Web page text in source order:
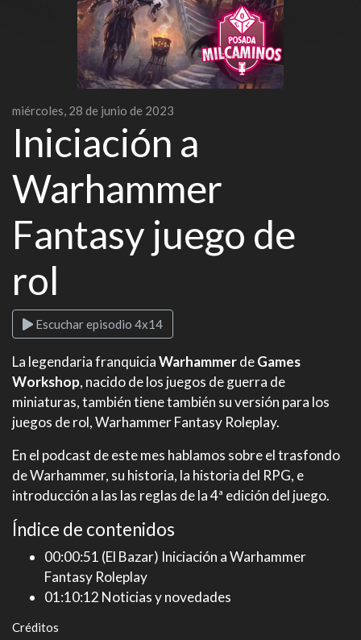
miércoles, 28 de junio de 2023
Iniciación a
Warhammer
Fantasy juego de
rol
Escuchar episodio 4x14
La legendaria franquiciaWarhammerdeGames
Workshop, nacido de los juegos de guerra de
miniaturas, también tiene también su versión para los
juegos de rol, Warhammer Fantasy Roleplay.
En el podcast de este mes hablamos sobre el trasfondo
de Warhammer, su historia, la historia del RPG, e
introducción a las las reglas de la 4ª edición del juego.
Índice de contenidos
00:00:51 (El Bazar) Iniciación a Warhammer
Fantasy Roleplay
01:10:12 Noticias y novedades
Créditos